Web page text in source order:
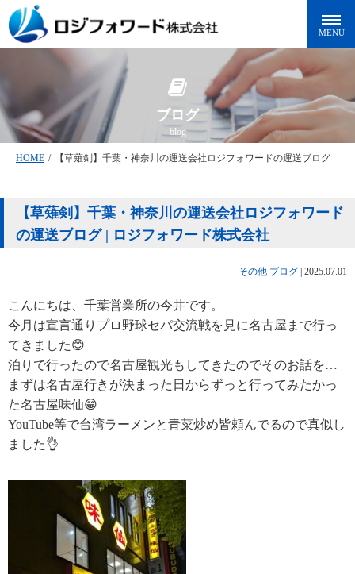
ブログ
blog
HOME / 【草薙剣】千葉・神奈川の運送会社ロジフォワードの運送ブログ
【草薙剣】千葉・神奈川の運送会社ロジフォワード
の運送ブログ | ロジフォワード株式会社
その他 ブログ 2025.07.01
こんにちは、千葉営業所の今井です。
今月は宣言通りプロ野球セパ交流戦を見に名古屋まで行っ
てきました😊
泊りで行ったので名古屋観光もしてきたのでそのお話を…
まずは名古屋行きが決まった日からずっと行ってみたかっ
た名古屋味仙😁
YouTube等で台湾ラーメンと青菜炒め皆頼んでるので真似し
ました👌